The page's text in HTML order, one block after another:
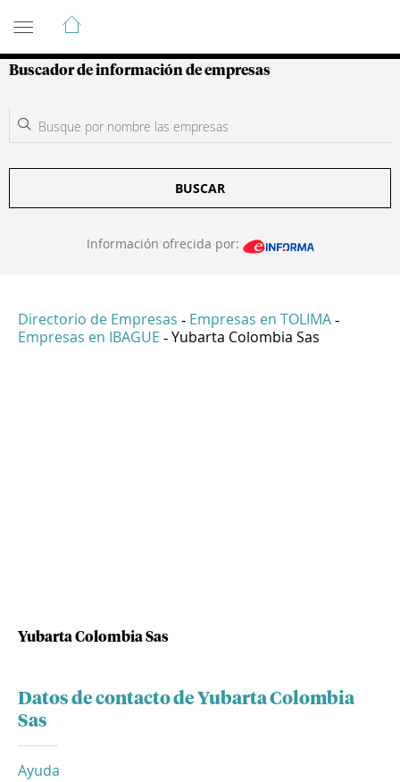
Guía de Empresas Colombianas
Buscador de información de empresas
BUSCAR
Información ofrecida por:
Directorio de Empresas - Empresas en TOLIMA -
Empresas en IBAGUE - Yubarta Colombia Sas
Yubarta Colombia Sas
Datos de contacto de Yubarta Colombia
Sas
Ayuda